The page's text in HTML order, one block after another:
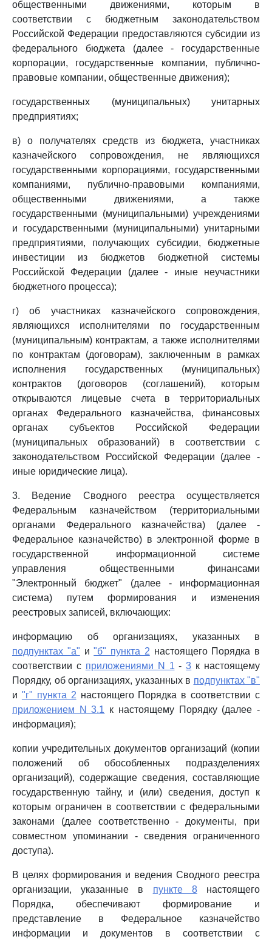
общественными движениями, которым в
соответствии с бюджетным законодательством
Российской Федерации предоставляются субсидии из
федерального бюджета (далее - государственные
корпорации, государственные компании, публично-
правовые компании, общественные движения);
государственных (муниципальных) унитарных
предприятиях;
в) о получателях средств из бюджета, участниках
казначейского сопровождения, не являющихся
государственными корпорациями, государственными
компаниями, публично-правовыми компаниями,
общественными движениями, а также
государственными (муниципальными) учреждениями
и государственными (муниципальными) унитарными
предприятиями, получающих субсидии, бюджетные
инвестиции из бюджетов бюджетной системы
Российской Федерации (далее - иные неучастники
бюджетного процесса);
г) об участниках казначейского сопровождения,
являющихся исполнителями по государственным
(муниципальным) контрактам, а также исполнителями
по контрактам (договорам), заключенным в рамках
исполнения государственных (муниципальных)
контрактов (договоров (соглашений), которым
открываются лицевые счета в территориальных
органах Федерального казначейства, финансовых
органах субъектов Российской Федерации
(муниципальных образований) в соответствии с
законодательством Российской Федерации (далее -
иные юридические лица).
3. Ведение Сводного реестра осуществляется
Федеральным казначейством (территориальными
органами Федерального казначейства) (далее -
Федеральное казначейство) в электронной форме в
государственной информационной системе
управления общественными финансами
"Электронный бюджет" (далее - информационная
система) путем формирования и изменения
реестровых записей, включающих:
информацию об организациях, указанных в
подпунктах "а" и"б" пункта 2 настоящего Порядка в
соответствии с приложениями N 1 -3 к настоящему
Порядку, об организациях, указанных в подпунктах "в"
и "г" пункта 2 настоящего Порядка в соответствии с
приложением N 3.1 к настоящему Порядку (далее -
информация);
копии учредительных документов организаций (копии
положений об обособленных подразделениях
организаций), содержащие сведения, составляющие
государственную тайну, и (или) сведения, доступ к
которым ограничен в соответствии с федеральными
законами (далее соответственно - документы, при
совместном упоминании - сведения ограниченного
доступа).
В целях формирования и ведения Сводного реестра
организации, указанные в пункте 8настоящего
Порядка, обеспечивают формирование и
представление в Федеральное казначейство
информации и документов в соответствии с